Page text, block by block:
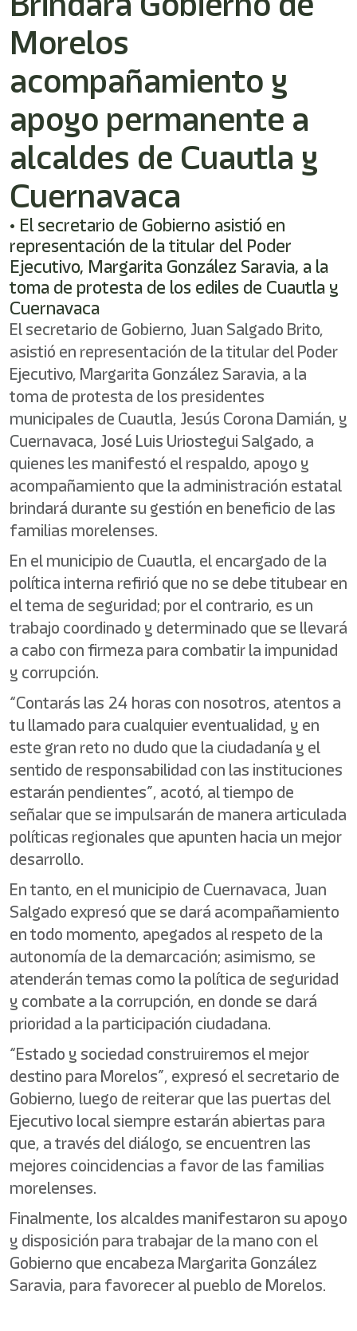
Este
acceso
directo
lector
de
pantalla
ayudarle
navegar
interactuar
con
contenido.
Morelos
acompañamiento y
apoyo permanente a
alcaldes de Cuautla y
Cuernavaca
• El secretario de Gobierno asistió en
representación de la titular del Poder
Ejecutivo, Margarita González Saravia, a la
toma de protesta de los ediles de Cuautla y
Cuernavaca
El secretario de Gobierno, Juan Salgado Brito,
asistió en representación de la titular del Poder
Ejecutivo, Margarita González Saravia, a la
toma de protesta de los presidentes
municipales de Cuautla, Jesús Corona Damián, y
Cuernavaca, José Luis Uriostegui Salgado, a
quienes les manifestó el respaldo, apoyo y
acompañamiento que la administración estatal
brindará durante su gestión en beneficio de las
familias morelenses.
En el municipio de Cuautla, el encargado de la
política interna refirió que no se debe titubear en
el tema de seguridad; por el contrario, es un
trabajo coordinado y determinado que se llevará
a cabo con firmeza para combatir la impunidad
y corrupción.
“Contarás las 24 horas con nosotros, atentos a
tu llamado para cualquier eventualidad, y en
este gran reto no dudo que la ciudadanía y el
sentido de responsabilidad con las instituciones
estarán pendientes”, acotó, al tiempo de
señalar que se impulsarán de manera articulada
políticas regionales que apunten hacia un mejor
desarrollo.
En tanto, en el municipio de Cuernavaca, Juan
Salgado expresó que se dará acompañamiento
en todo momento, apegados al respeto de la
autonomía de la demarcación; asimismo, se
atenderán temas como la política de seguridad
y combate a la corrupción, en donde se dará
prioridad a la participación ciudadana.
“Estado y sociedad construiremos el mejor
destino para Morelos”, expresó el secretario de
Gobierno, luego de reiterar que las puertas del
Ejecutivo local siempre estarán abiertas para
que, a través del diálogo, se encuentren las
mejores coincidencias a favor de las familias
morelenses.
Finalmente, los alcaldes manifestaron su apoyo
y disposición para trabajar de la mano con el
Gobierno que encabeza Margarita González
Saravia, para favorecer al pueblo de Morelos.